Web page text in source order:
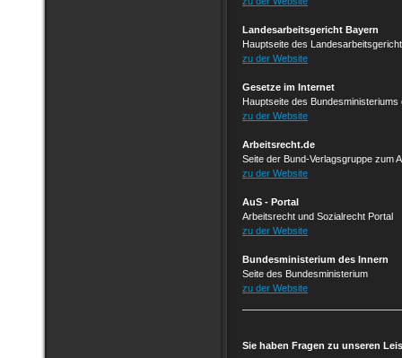
Landesarbeitsgericht Ba yern
Hauptseite des
zu der Website
Gesetze im Internet
Hauptseite des Bundesministeriums
zu der Website
Arbeitsrecht.de
Seite der Bund-Verlagsgruppe zum
zu der Website
AuS - Portal
Arbeitsrecht und Sozialrecht Portal
zu der Website
Bundesministerium des Innern
Seite des Bundesministerium
zu der Website
Sie haben Fragen zu unseren